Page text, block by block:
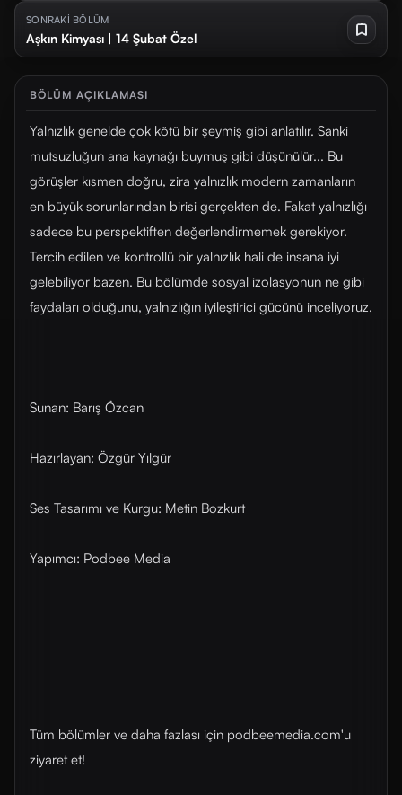
SONRAKİ BÖLÜM
Aşkın Kimyası | 14 Şubat Özel
BÖLÜM AÇIKLAMASI
Yalnızlık genelde çok kötü bir şeymiş gibi anlatılır. Sanki
mutsuzluğun ana kaynağı buymuş gibi düşünülür... Bu
görüşler kısmen doğru, zira yalnızlık modern zamanların
en büyük sorunlarından birisi gerçekten de. Fakat yalnızlığı
sadece bu perspektiften değerlendirmemek gerekiyor.
Tercih edilen ve kontrollü bir yalnızlık hali de insana iyi
gelebiliyor bazen. Bu bölümde sosyal izolasyonun ne gibi
faydaları olduğunu, yalnızlığın iyileştirici gücünü inceliyoruz.
Sunan: Barış Özcan
Hazırlayan: Özgür Yılgür
Ses Tasarımı ve Kurgu: Metin Bozkurt
Yapımcı: Podbee Media
Tüm bölümler ve daha fazlası için ⁠⁠podbeemedia.com⁠⁠'u
ziyaret et!